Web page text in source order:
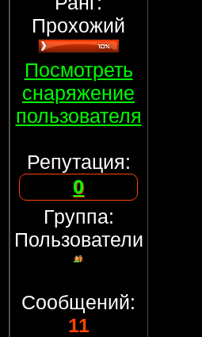
Прохожий
Посмотреть
снаряжение
пользователя
Репутация:
0
Группа:
Пользователи
Сообщений:
11